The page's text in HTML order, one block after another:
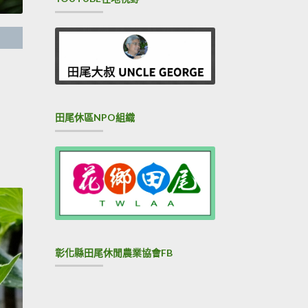
田尾休區NPO組織
彰化縣田尾休閒農業協會FB